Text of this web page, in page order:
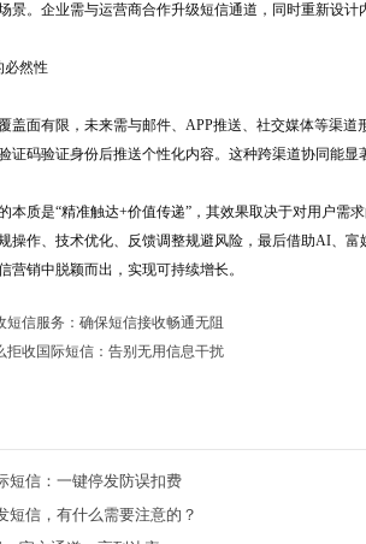
景。企业需与运营商合作升级短信通道，同时重新设
必然性
盖面有限，未来需与邮件、APP推送、社交媒体等渠
证码验证身份后推送个性化内容。这种跨渠道协同能
本质是“精准触达+价值传递”，其效果取决于对用户
操作、技术优化、反馈调整规避风险，最后借助AI、
营销中脱颖而出，实现可持续增长。
短信服务：确保短信接收畅通无阻
拒收国际短信：告别无用信息干扰
短信：一键停发防误扣费
短信，有什么需要注意的？